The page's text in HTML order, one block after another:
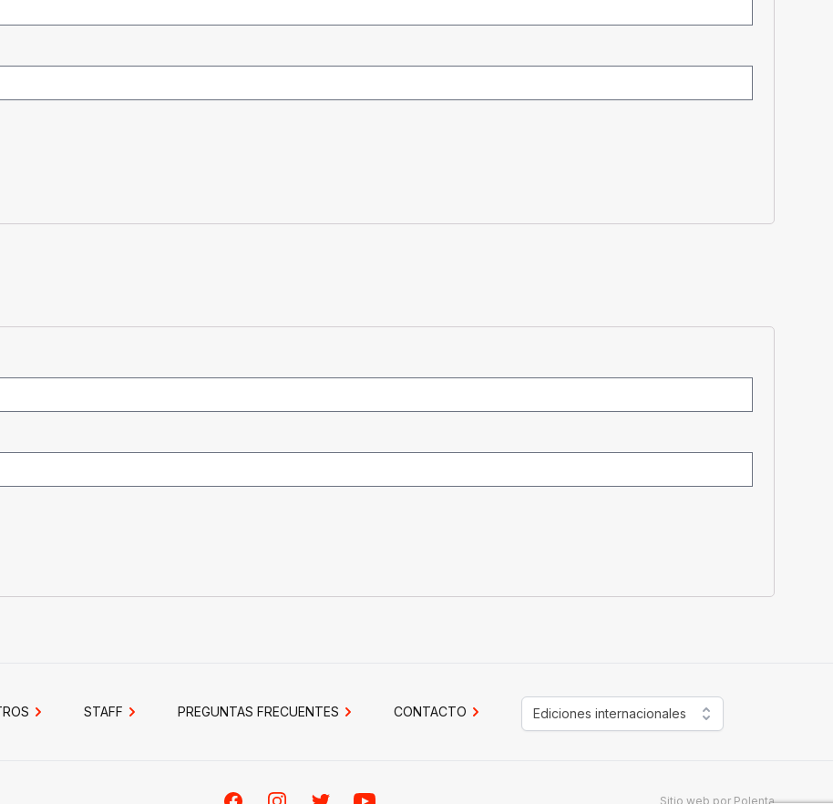
STAFF PREGUNTAS FRECUENTES CONTACTO Ediciones internacionales
Sitio web por Polenta